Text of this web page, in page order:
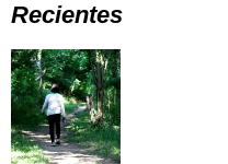
Recientes